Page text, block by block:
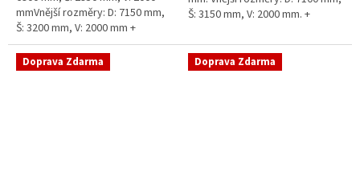
mmVnější rozměry: D: 7150 mm,
Š: 3200 mm, V: 2000 mm +
komínek Běžná doba dodání 2-3
týdny od objednávky. Rozměry...
Š: 3150 mm, V: 2000 mm. +
týdny od objednávky....
Doprava Zdarma Doprava Zdarma